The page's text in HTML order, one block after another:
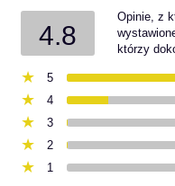
4.8
Opinie, z
którzy
5
4
3
2
1